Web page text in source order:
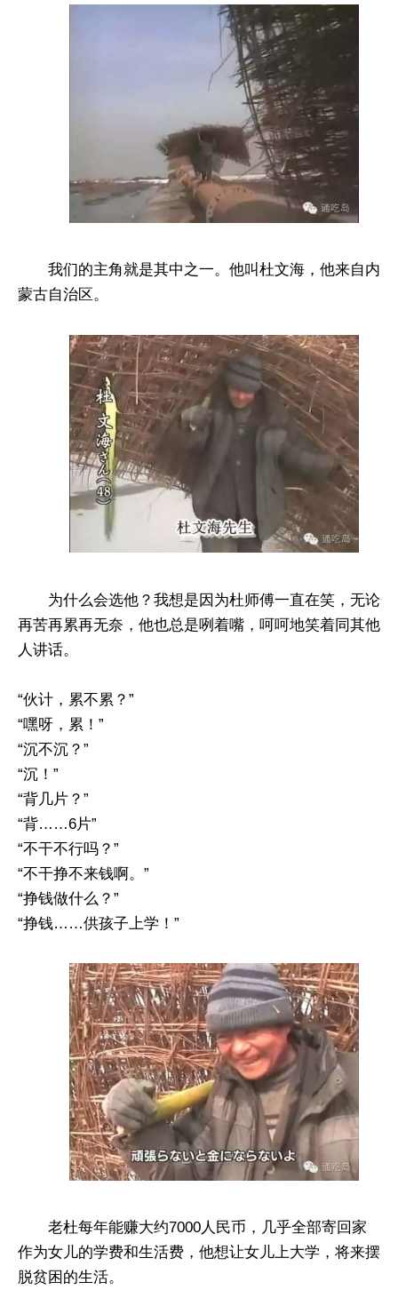
我们的主角就是其中之一。他叫杜文海，他来自内
蒙古自治区。
为什么会选他？我想是因为杜师傅一直在笑，无论
再苦再累再无奈，他也总是咧着嘴，呵呵地笑着同其他
人讲话。
“伙计，累不累？”
“嘿呀，累！”
“沉不沉？”
“沉！”
“背几片？”
“背……6片”
“不干不行吗？”
“不干挣不来钱啊。”
“挣钱做什么？”
“挣钱……供孩子上学！”
老杜每年能赚大约7000人民币，几乎全部寄回家
作为女儿的学费和生活费，他想让女儿上大学，将来摆
脱贫困的生活。